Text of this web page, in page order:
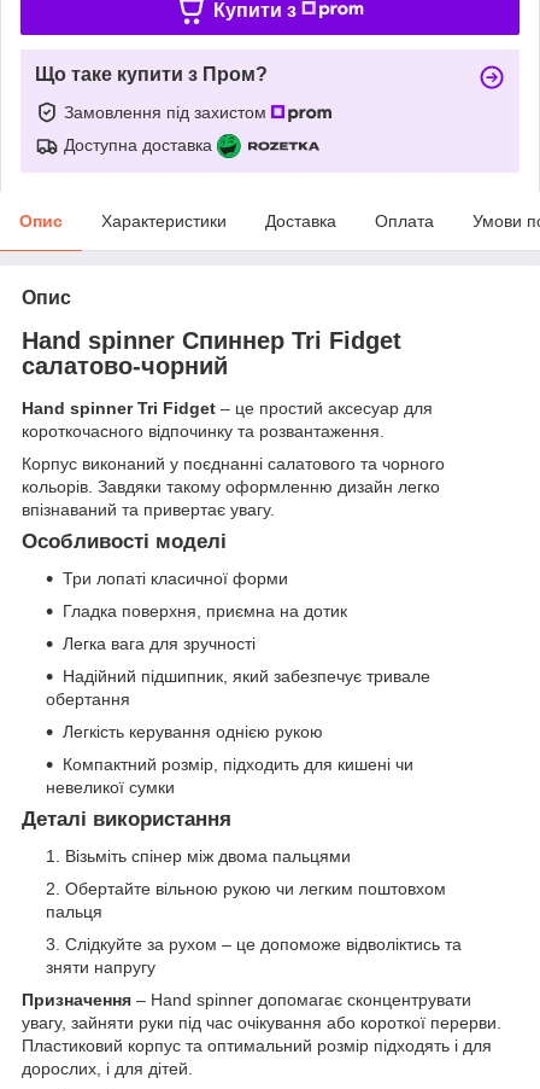
Купити з
Що таке купити з Пром?
Замовлення під захистом
Доступна доставка
Опис Характеристики Доставка Оплата Умови
Опис
Hand spinner Спиннер Tri Fidget
салатово-чорний
Hand spinner Tri Fidget – це простий аксесуар для
короткочасного відпочинку та розвантаження.
Корпус виконаний у поєднанні салатового та чорного
кольорів. Завдяки такому оформленню дизайн легко
впізнаваний та привертає увагу.
Особливості моделі
Три лопаті класичної форми
Гладка поверхня, приємна на дотик
Легка вага для зручності
Надійний підшипник, який забезпечує тривале
обертання
Легкість керування однією рукою
Компактний розмір, підходить для кишені чи
невеликої сумки
Деталі використання
Візьміть спінер між двома пальцями
Обертайте вільною рукою чи легким поштовхом
пальця
Слідкуйте за рухом – це допоможе відволіктись та
зняти напругу
Призначення – Hand spinner допомагає сконцентрувати
увагу, зайняти руки під час очікування або короткої перерви.
Пластиковий корпус та оптимальний розмір підходять і для
дорослих, і для дітей.